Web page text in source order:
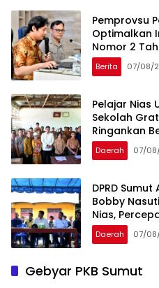
Pemprovsu
Optimalkan
Nomor 2
Berita 07/08/
Pelajar Nias
Sekolah
Ringankan
Daerah 07/
DPRD
Bobby
Nias,
Daerah 07/
Gebyar PKB Sumut